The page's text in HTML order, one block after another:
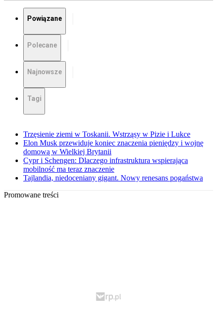
Powiązane
Polecane
Najnowsze
Tagi
Trzęsienie ziemi w Toskanii. Wstrząsy w Pizie i Lukce
Elon Musk przewiduje koniec znaczenia pieniędzy i wojnę
domową w Wielkiej Brytanii
Cypr i Schengen: Dlaczego infrastruktura wspierająca
mobilność ma teraz znaczenie
Tajlandia, niedoceniany gigant. Nowy renesans pogaństwa
Promowane treści